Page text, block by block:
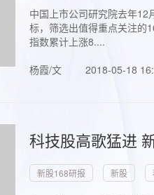
中国上市公司研究院去年
标，筛选出值得重点关注的
指数累计上涨8....
杨霞/文
2018-05-18
科技股高歌猛进
新股168研报 新股